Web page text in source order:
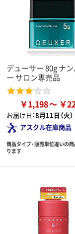
デューサー 80g ナ
ー サロン専売品
￥1,198 ￥
お届け日：8月11日（火）
アスクル在庫商品
商品タイプ・販売単位違いの
ります